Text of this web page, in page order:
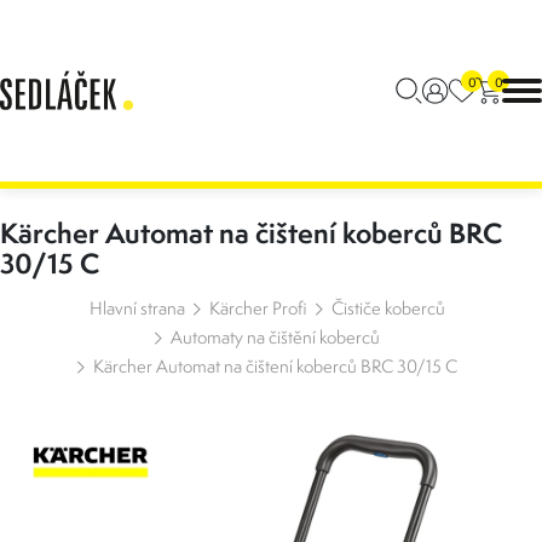
0 0
Kärcher Automat na čištení koberců BRC
30/15 C
Hlavní strana Kärcher Profi
Čističe koberců
Automaty na čištění koberců
Kärcher Automat na čištení koberců BRC 30/15 C